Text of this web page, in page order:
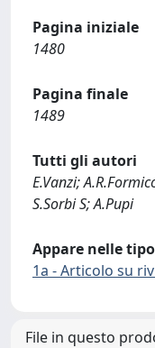
Pagina iniziale
1480
Pagina finale
1489
Tutti gli autori
E.Vanzi;
S.Sorbi S; A.Pupi
Appare nelle
1a - Articolo su
File in questo